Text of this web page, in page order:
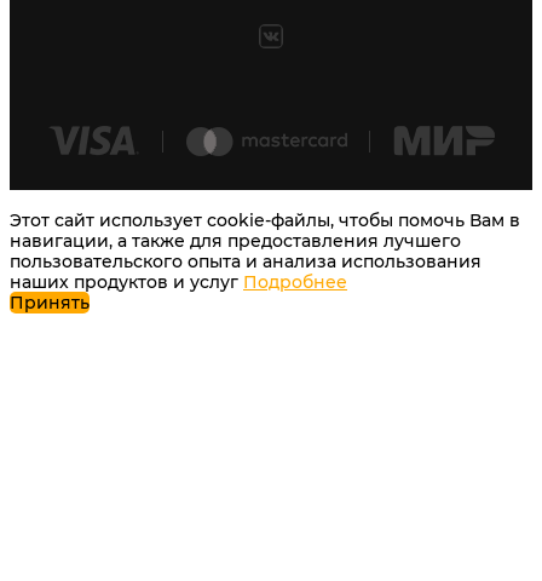
Этот сайт использует cookie-файлы, чтобы помочь Вам в
навигации, а также для предоставления лучшего
пользовательского опыта и анализа использования
наших продуктов и услуг Подробнее
Принять